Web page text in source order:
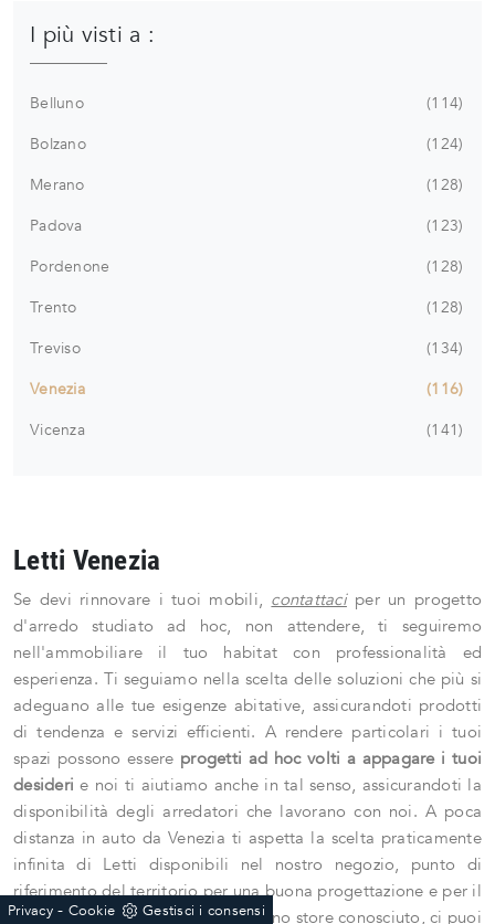
I più visti a :
Belluno
114
Bolzano
124
Merano
128
Padova
123
Pordenone
128
Trento
128
Treviso
134
Venezia
116
Vicenza
141
Letti Venezia
Se devi rinnovare i tuoi mobili, contattaciper un progetto
d'arredo studiato ad hoc, non attendere, ti seguiremo
nell'ammobiliare il tuo habitat con professionalità ed
esperienza. Ti seguiamo nella scelta delle soluzioni che più si
adeguano alle tue esigenze abitative, assicurandoti prodotti
di tendenza e servizi efficienti. A rendere particolari i tuoi
spazi possono essere progetti ad hoc volti a appagare i tuoi
desideri e noi ti aiutiamo anche in tal senso, assicurandoti la
disponibilità degli arredatori che lavorano con noi. A poca
distanza in auto da Venezia ti aspetta la scelta praticamente
infinita di Letti disponibili nel nostro negozio, punto di
riferimento del territorio per una buona progettazione e per il
supporto post vendita. Se cerchi uno store conosciuto, ci puoi
Privacy- Cookie Gestisci i consensi